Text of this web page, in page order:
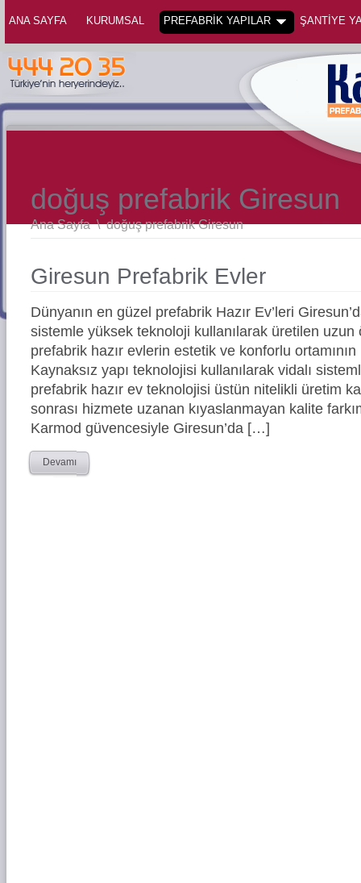
ANA SAYFA KURUMSAL PREFABRİK YAPILAR ŞANTİYE
doğuş prefabrik Giresun
Ana Sayfa \doğuş prefabrik Giresun
Giresun Prefabrik Evler
Dünyanın en güzel prefabrik Hazır Ev’leri
sistemle yüksek teknoloji kullanılarak üretilen
prefabrik hazır evlerin estetik ve konforlu ortamının
Kaynaksız yapı teknolojisi kullanılarak vidalı
prefabrik hazır ev teknolojisi üstün nitelikli üretim
sonrası hizmete uzanan kıyaslanmayan kalite
Karmod güvencesiyle Giresun’da […]
Devamı